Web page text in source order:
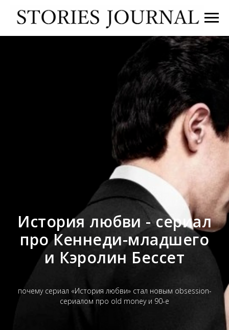
История любви - сериал
про Кеннеди-младшего
и Кэролин Бессет
почему сериал «История любви» стал новым obsession-
сериалом про old money и 90-е